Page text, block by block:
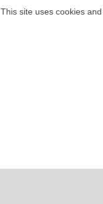
This site uses cookies